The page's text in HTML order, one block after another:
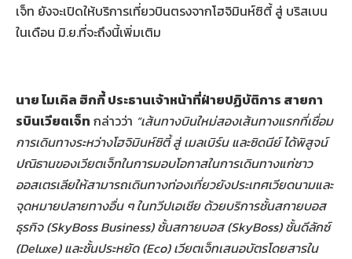
เจ็ท ยังจะเปิดให้บริการเที่ยวบินตรงจากโฮจิมินห์ซิตี้ สู่ บริสเบน
ในเดือน มิ.ย.ที่จะถึงนี้เพิ่มเติม
นาย ไมเคิล ฮิกกี้ ประธานเจ้าหน้าที่ฝ่ายปฏิบัติการ สายกา
รบินเวียตเจ็ท กล่าวว่า “เส้นทางบินใหม่สองเส้นทางแรกที่เชื่อม
การเดินทางระหว่างโฮจิมินห์ซิตี้ สู่ เมลเบิร์น และซิดนีย์ ได้พิสูจน์
ปณิธานของเวียตเจ็ทในการมอบโอกาสในการเดินทางแก่ชาว
ออสเตรเลียให้สามารถเดินทางท่องเที่ยวยังประเทศเวียดนามและ
จุดหมายปลายทางอื่น ๆ ในทวีปเอเชีย ด้วยบริการชั้นสกายบอส
ธุรกิจ (SkyBoss Business) ชั้นสกายบอส (SkyBoss) ชั้นดีลักซ์
(Deluxe) และชั้นประหยัด (Eco) เวียตเจ็ทเสนอบัตรโดยสารใน